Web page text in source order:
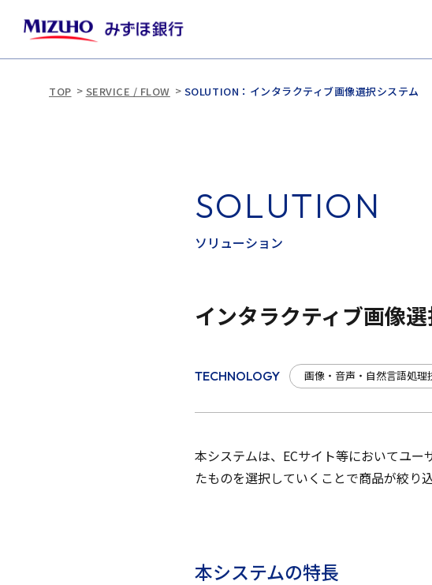
TOP SERVICE / FLOW SOLUTION：インタラクティブ画像選択システム
SOLUTION
ソ リ ューショ ン
インタラクティブ画像
TECHNOLOGY 画像・音声・自然言語処理
本システムは、ECサイト等においてユ
たものを選択していくことで商品が絞り
本システムの特長